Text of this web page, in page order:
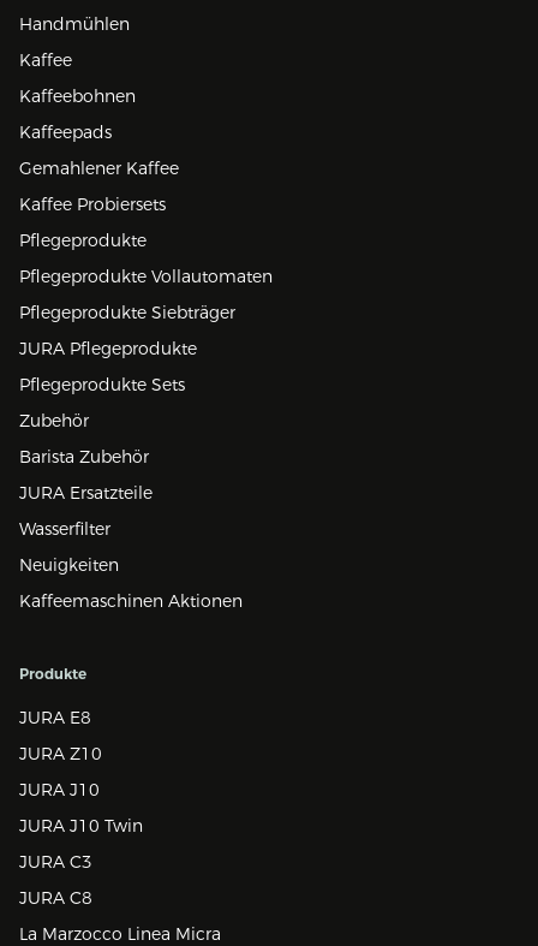
Handmühlen
Kaffee
Kaffeebohnen
Kaffeepads
Gemahlener Kaffee
Kaffee Probiersets
Pflegeprodukte
Pflegeprodukte Vollautomaten
Pflegeprodukte Siebträger
JURA Pflegeprodukte
Pflegeprodukte Sets
Zubehör
Barista Zubehör
JURA Ersatzteile
Wasserfilter
Neuigkeiten
Kaffeemaschinen Aktionen
Produkte
JURA E8
JURA Z10
JURA J10
JURA J10 Twin
JURA C3
JURA C8
La Marzocco Linea Micra